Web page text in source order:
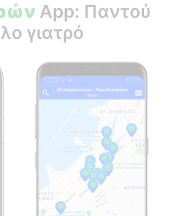
App: Παντού
γιατρό